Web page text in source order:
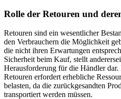
Rolle der Retouren und
Retouren sind ein wesentlicher
den Verbrauchern die Möglichkeit
die nicht ihren Erwartungen
Sicherheit beim Kauf, stellt
Herausforderung für die Händler
Retouren erfordert erhebliche
belasten, da die zurückgesandten
transportiert werden müssen.